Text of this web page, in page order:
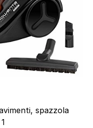
spazzola